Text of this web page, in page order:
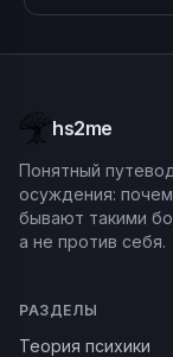
hs2me
Понятный
осуждения:
бывают такими
а не против себя.
РАЗДЕЛЫ
Теория психики